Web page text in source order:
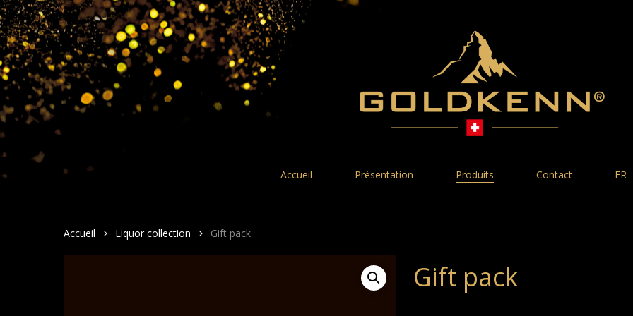
Skip
to
main
content
Accueil Présentation Produits Contact FR
Accueil Liquor collection Gift pack
Gift pack